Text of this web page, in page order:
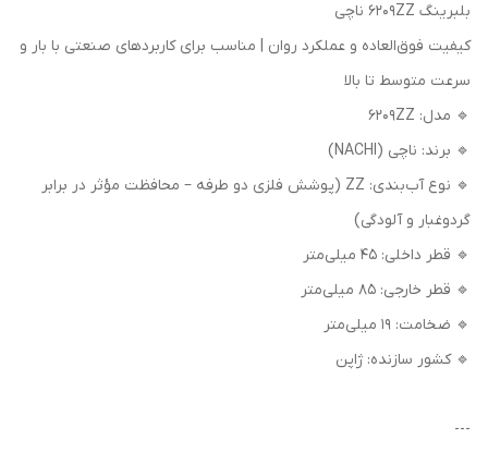
بلبرینگ 6209ZZ ناچی
کیفیت فوق‌العاده و عملکرد روان | مناسب برای کاربردهای صنعتی با بار و
سرعت متوسط تا بالا
🔹 مدل: 6209ZZ
🔹 برند: ناچی (NACHI)
🔹 نوع آب‌بندی: ZZ (پوشش فلزی دو طرفه – محافظت مؤثر در برابر
گردوغبار و آلودگی)
🔹 قطر داخلی: 45 میلی‌متر
🔹 قطر خارجی: 85 میلی‌متر
🔹 ضخامت: 19 میلی‌متر
🔹 کشور سازنده: ژاپن
---